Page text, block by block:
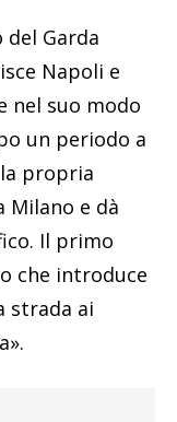
del Garda
Napoli e
nel suo modo
un periodo a
propria
e dà
Il primo
che introduce
strada ai